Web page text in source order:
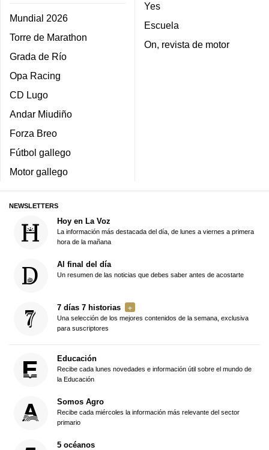
Mundial 2026
Torre de Marathon
Grada de Río
Opa Racing
CD Lugo
Andar Miudiño
Forza Breo
Fútbol gallego
Motor gallego
Yes
Escuela
On, revista de motor
NEWSLETTERS
Hoy en La Voz
La información más destacada del día, de lunes a viernes a primera
hora de la mañana
Al final del día
Un resumen de las noticias que debes saber antes de acostarte
7 días 7 historias
Una selección de los mejores contenidos de la semana, exclusiva
para suscriptores
Educación
Recibe cada lunes novedades e información útil sobre el mundo de
la Educación
Somos Agro
Recibe cada miércoles la información más relevante del sector
primario
5 océanos